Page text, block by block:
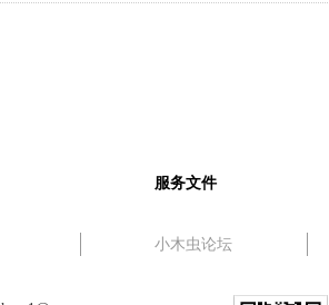
服务文件
小木虫论坛